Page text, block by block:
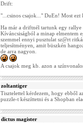
Drift:
"...csinos csajok..." DuEn! Most ezt
Ha már a driftnél tartunk egy rallye
Kíváncsiságból a minap elmentem
szemmel ennyi pusztulat sz@rt
teljesítményen, amit büszkén
de arra nagyon.
A csajok meg kb. azon a
zoltantiger
Tisztelettel kérdezem, hogy ebből
puzzle-t készíttetni és a Shopban
dictus magister